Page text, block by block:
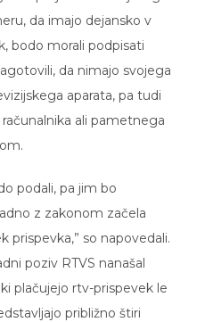
da imajo dejansko v
bodo morali podpisati
da nimajo svojega
aparata, pa tudi
ali pametnega
podali, pa jim bo
z zakonom začela
prispevka,” so napovedali.
poziv RTVS nanašal
plačujejo rtv-prispevek le
približno štiri